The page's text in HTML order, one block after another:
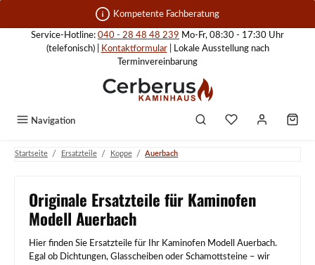
Zum Hauptinhalt springen Kompetente Fachberatung
Service-Hotline: 040 - 28 48 48 239 Mo-Fr, 08:30 - 17:30 Uhr
(telefonisch) |
Kontaktformular| Lokale Ausstellung nach
Terminvereinbarung
Navigation
Startseite / Ersatzteile / Koppe / Auerbach
Originale Ersatzteile für Kaminofen
Modell Auerbach
Hier finden Sie Ersatzteile für Ihr Kaminofen Modell Auerbach.
Egal ob Dichtungen, Glasscheiben oder Schamottsteine – wir